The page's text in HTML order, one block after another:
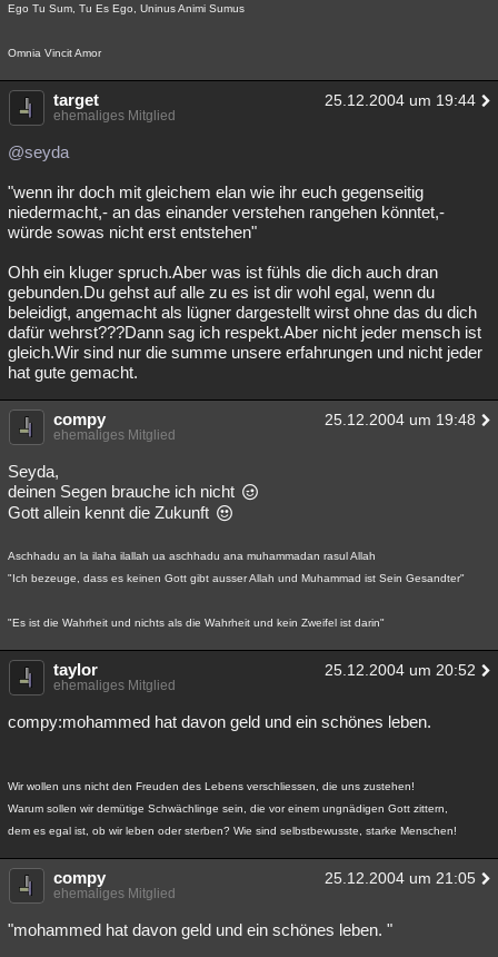
Ego Tu Sum, Tu Es Ego, Uninus Animi Sumus
Omnia Vincit Amor
target 25.12.2004 um 19:44
ehemaliges Mitglied
@seyda
"wenn ihr doch mit gleichem elan wie ihr euch gegenseitig
niedermacht,- an das einander verstehen rangehen könntet,-
würde sowas nicht erst entstehen"
Ohh ein kluger spruch.Aber was ist fühls die dich auch dran
gebunden.Du gehst auf alle zu es ist dir wohl egal, wenn du
beleidigt, angemacht als lügner dargestellt wirst ohne das du dich
dafür wehrst???Dann sag ich respekt.Aber nicht jeder mensch ist
gleich.Wir sind nur die summe unsere erfahrungen und nicht jeder
hat gute gemacht.
compy 25.12.2004 um 19:48
ehemaliges Mitglied
Seyda,
deinen Segen brauche ich nicht
Gott allein kennt die Zukunft
Aschhadu an la ilaha ilallah ua aschhadu ana muhammadan rasul Allah
"Ich bezeuge, dass es keinen Gott gibt ausser Allah und Muhammad ist Sein Gesandter"
"Es ist die Wahrheit und nichts als die Wahrheit und kein Zweifel ist darin"
taylor 25.12.2004 um 20:52
ehemaliges Mitglied
compy:mohammed hat davon geld und ein schönes leben.
Wir wollen uns nicht den Freuden des Lebens verschliessen, die uns zustehen!
Warum sollen wir demütige Schwächlinge sein, die vor einem ungnädigen Gott zittern,
dem es egal ist, ob wir leben oder sterben? Wie sind selbstbewusste, starke Menschen!
compy 25.12.2004 um 21:05
ehemaliges Mitglied
"mohammed hat davon geld und ein schönes leben. "